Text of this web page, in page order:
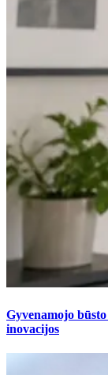
Gyvenamojo
inovacijos